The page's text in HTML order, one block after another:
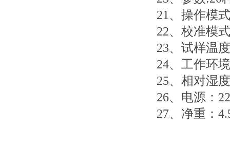
21、操作模
22、校准模
23、试样温
24、工作环
25、相对湿
26、电源：
27、净重：